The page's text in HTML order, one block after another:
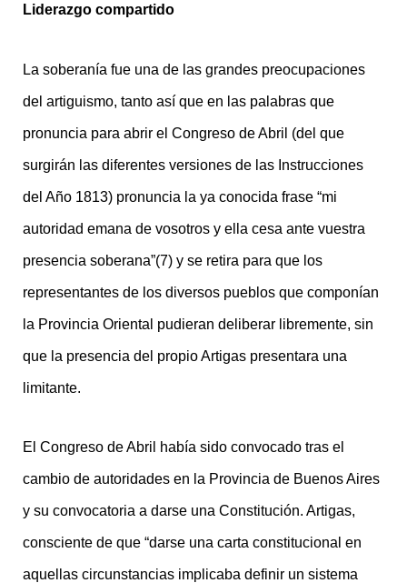
Liderazgo compartido
La soberanía fue una de las grandes preocupaciones
del artiguismo, tanto así que en las palabras que
pronuncia para abrir el Congreso de Abril (del que
surgirán las diferentes versiones de las Instrucciones
del Año 1813) pronuncia la ya conocida frase “mi
autoridad emana de vosotros y ella cesa ante vuestra
presencia soberana”(7) y se retira para que los
representantes de los diversos pueblos que componían
la Provincia Oriental pudieran deliberar libremente, sin
que la presencia del propio Artigas presentara una
limitante.
El Congreso de Abril había sido convocado tras el
cambio de autoridades en la Provincia de Buenos Aires
y su convocatoria a darse una Constitución. Artigas,
consciente de que “darse una carta constitucional en
aquellas circunstancias implicaba definir un sistema